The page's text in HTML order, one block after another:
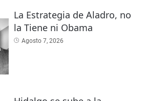
La Estrategia de Aladro, no
la Tiene ni Obama
Agosto 7, 2026